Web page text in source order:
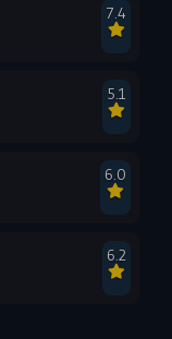
7.4
5.1
6.0
6.2